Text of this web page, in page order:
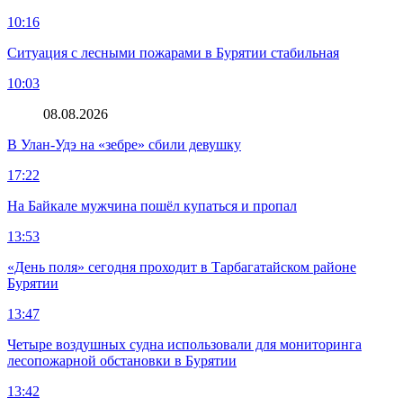
10:16
Ситуация с лесными пожарами в Бурятии стабильная
10:03
08.08.2026
В Улан-Удэ на «зебре» сбили девушку
17:22
На Байкале мужчина пошёл купаться и пропал
13:53
«День поля» сегодня проходит в Тарбагатайском районе
Бурятии
13:47
Четыре воздушных судна использовали для мониторинга
лесопожарной обстановки в Бурятии
13:42